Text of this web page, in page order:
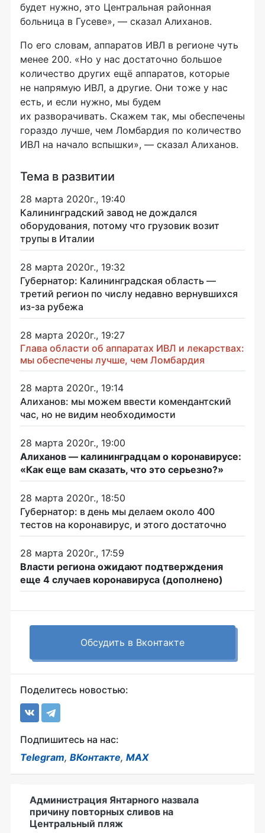
будет нужно, это Центральная районная
больница в Гусеве», — сказал Алиханов.
По его словам, аппаратов ИВЛ в регионе чуть
менее 200. «Но у нас достаточно большое
количество других ещё аппаратов, которые
не напрямую ИВЛ, а другие. Они тоже у нас
есть, и если нужно, мы будем
их разворачивать. Скажем так, мы обеспечены
гораздо лучше, чем Ломбардия по количество
ИВЛ на начало вспышки», — сказал Алиханов.
Тема в развитии
28 марта 2020г., 19:40
Калининградский завод не дождался
оборудования, потому что грузовик возит
трупы в Италии
28 марта 2020г., 19:32
Губернатор: Калининградская область —
третий регион по числу недавно вернувшихся
из-за рубежа
28 марта 2020г., 19:27
Глава области об аппаратах ИВЛ и лекарствах:
мы обеспечены лучше, чем Ломбардия
28 марта 2020г., 19:14
Алиханов: мы можем ввести комендантский
час, но не видим необходимости
28 марта 2020г., 19:00
Алиханов — калининградцам о коронавирусе:
«Как еще вам сказать, что это серьезно?»
28 марта 2020г., 18:50
Губернатор: в день мы делаем около 400
тестов на коронавирус, и этого достаточно
28 марта 2020г., 17:59
Власти региона ожидают подтверждения
еще 4 случаев коронавируса (дополнено)
Обсудить в Вконтакте
Поделитесь новостью:
Подпишитесь на нас:
Telegram, ВКонтакте, MAX
Администрация Янтарного назвала
причину повторных сливов на
Центральный пляж